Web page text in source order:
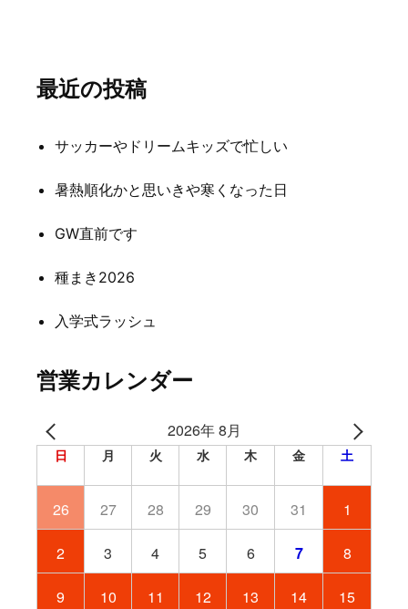
ゲ
ョ
ン
最近の投稿
サッカーやドリームキッズで忙しい
暑熱順化かと思いきや寒くなった日
GW直前です
種まき2026
入学式ラッシュ
営業カレンダー
2026年 8月
日 月 火 水 木 金 土
26 27 28 29 30 31 1
2 3 4 5 6 7 8
9 10 11 12 13 14 15